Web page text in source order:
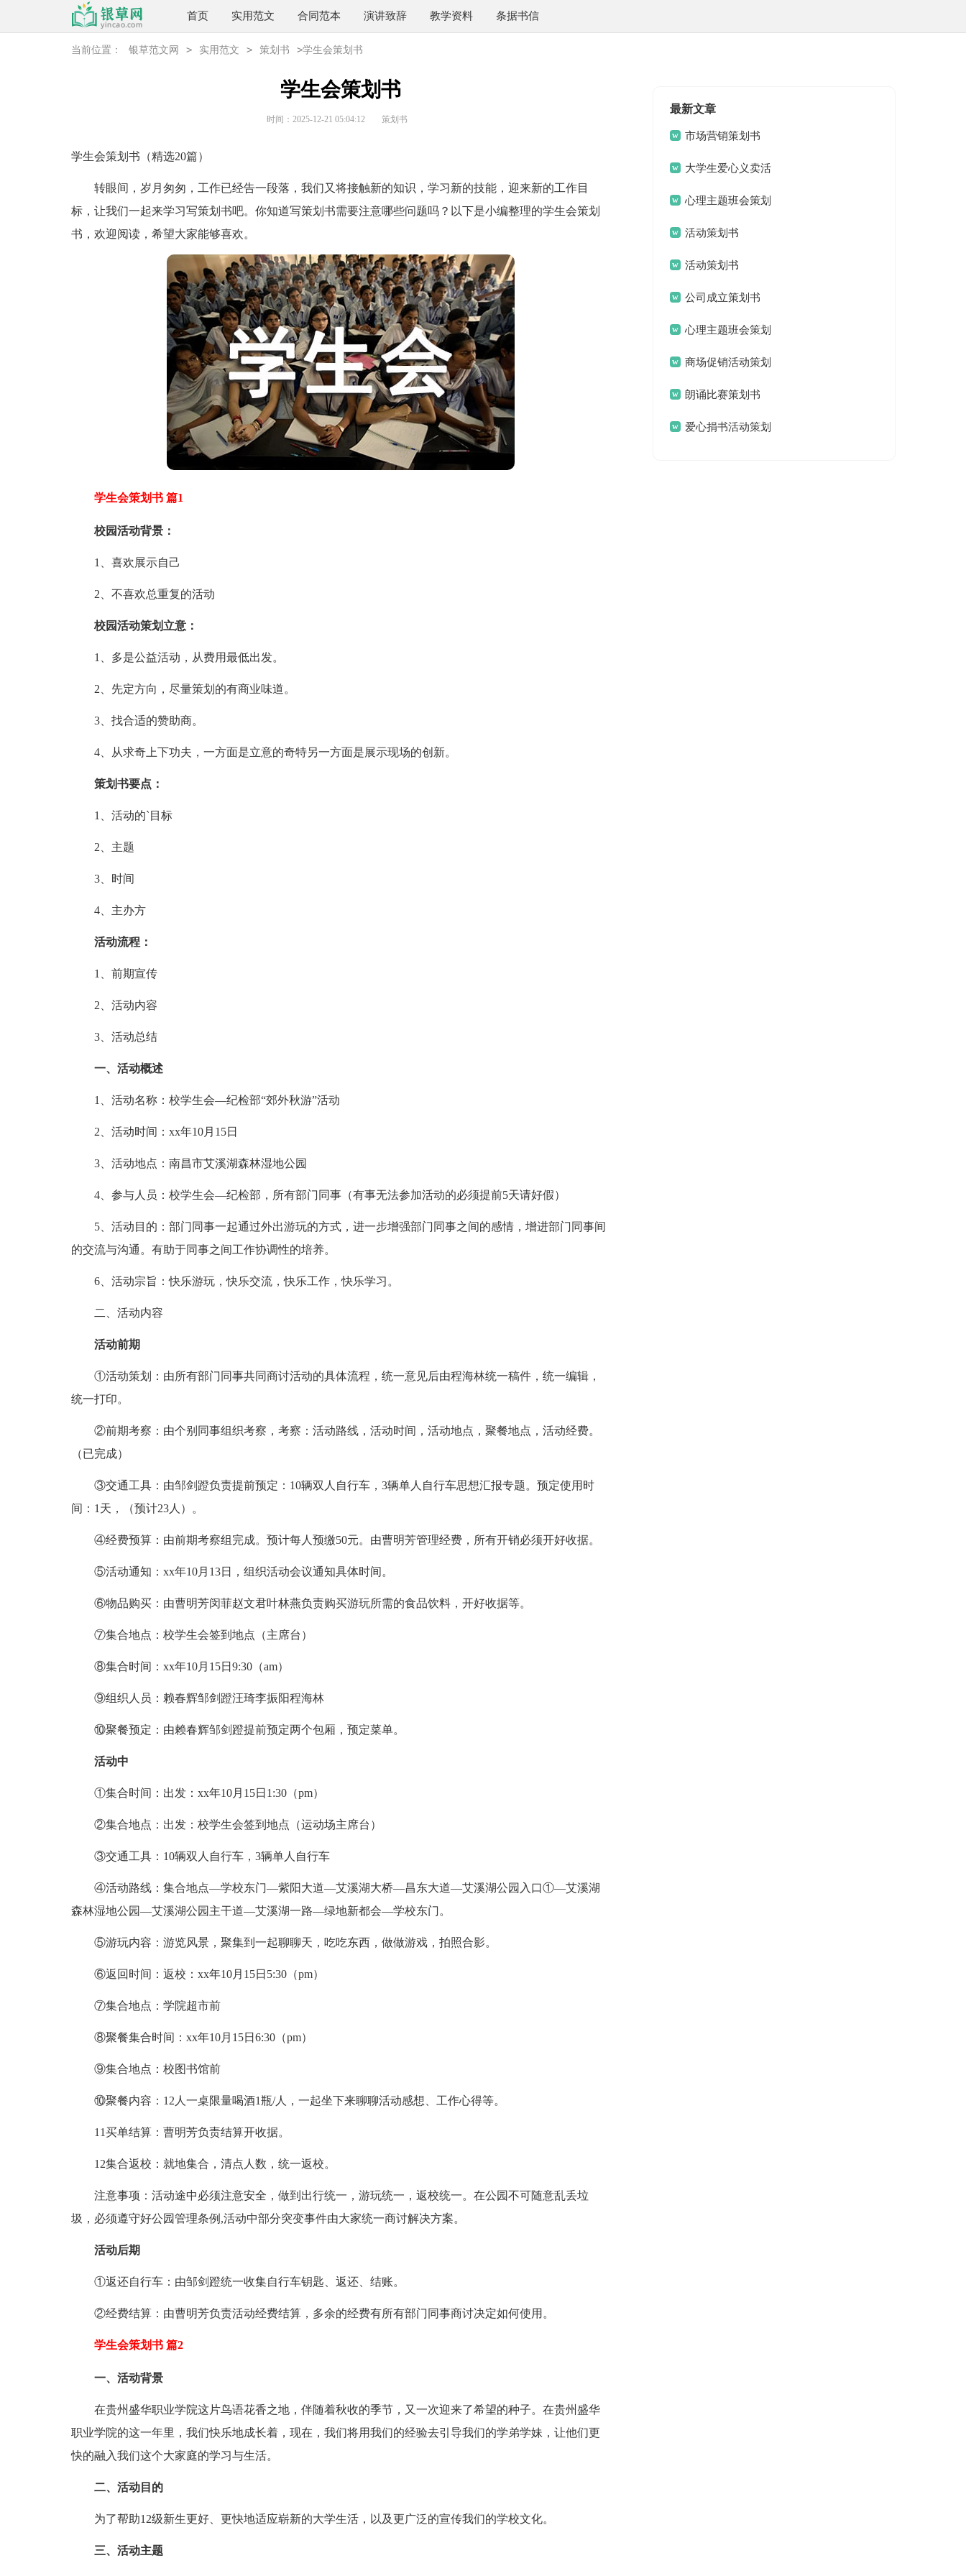
首页 实用范文 合同范本 演讲致辞 教学资料 条据书信
当前位置： 银草范文网 > 实用范文 > 策划书 >学生会策划书
学生会策划书
时间：2025-12-21 05:04:12 策划书
学生会策划书（精选20篇）
转眼间，岁月匆匆，工作已经告一段落，我们又将接触新的知识，学习新的技能，迎来新的工作目
标，让我们一起来学习写策划书吧。你知道写策划书需要注意哪些问题吗？以下是小编整理的学生会策划
书，欢迎阅读，希望大家能够喜欢。
学生会策划书 篇1
校园活动背景：
1、喜欢展示自己
2、不喜欢总重复的活动
校园活动策划立意：
1、多是公益活动，从费用最低出发。
2、先定方向，尽量策划的有商业味道。
3、找合适的赞助商。
4、从求奇上下功夫，一方面是立意的奇特另一方面是展示现场的创新。
策划书要点：
1、活动的`目标
2、主题
3、时间
4、主办方
活动流程：
1、前期宣传
2、活动内容
3、活动总结
一、活动概述
1、活动名称：校学生会—纪检部“郊外秋游”活动
2、活动时间：xx年10月15日
3、活动地点：南昌市艾溪湖森林湿地公园
4、参与人员：校学生会—纪检部，所有部门同事（有事无法参加活动的必须提前5天请好假）
5、活动目的：部门同事一起通过外出游玩的方式，进一步增强部门同事之间的感情，增进部门同事间
的交流与沟通。有助于同事之间工作协调性的培养。
6、活动宗旨：快乐游玩，快乐交流，快乐工作，快乐学习。
二、活动内容
活动前期
①活动策划：由所有部门同事共同商讨活动的具体流程，统一意见后由程海林统一稿件，统一编辑，
统一打印。
②前期考察：由个别同事组织考察，考察：活动路线，活动时间，活动地点，聚餐地点，活动经费。
（已完成）
③交通工具：由邹剑蹬负责提前预定：10辆双人自行车，3辆单人自行车思想汇报专题。预定使用时
间：1天，（预计23人）。
④经费预算：由前期考察组完成。预计每人预缴50元。由曹明芳管理经费，所有开销必须开好收据。
⑤活动通知：xx年10月13日，组织活动会议通知具体时间。
⑥物品购买：由曹明芳闵菲赵文君叶林燕负责购买游玩所需的食品饮料，开好收据等。
⑦集合地点：校学生会签到地点（主席台）
⑧集合时间：xx年10月15日9:30（am）
⑨组织人员：赖春辉邹剑蹬汪琦李振阳程海林
⑩聚餐预定：由赖春辉邹剑蹬提前预定两个包厢，预定菜单。
活动中
①集合时间：出发：xx年10月15日1:30（pm）
②集合地点：出发：校学生会签到地点（运动场主席台）
③交通工具：10辆双人自行车，3辆单人自行车
④活动路线：集合地点—学校东门—紫阳大道—艾溪湖大桥—昌东大道—艾溪湖公园入口①—艾溪湖
森林湿地公园—艾溪湖公园主干道—艾溪湖一路—绿地新都会—学校东门。
⑤游玩内容：游览风景，聚集到一起聊聊天，吃吃东西，做做游戏，拍照合影。
⑥返回时间：返校：xx年10月15日5:30（pm）
⑦集合地点：学院超市前
⑧聚餐集合时间：xx年10月15日6:30（pm）
⑨集合地点：校图书馆前
⑩聚餐内容：12人一桌限量喝酒1瓶/人，一起坐下来聊聊活动感想、工作心得等。
11买单结算：曹明芳负责结算开收据。
12集合返校：就地集合，清点人数，统一返校。
注意事项：活动途中必须注意安全，做到出行统一，游玩统一，返校统一。在公园不可随意乱丢垃
圾，必须遵守好公园管理条例,活动中部分突变事件由大家统一商讨解决方案。
活动后期
①返还自行车：由邹剑蹬统一收集自行车钥匙、返还、结账。
②经费结算：由曹明芳负责活动经费结算，多余的经费有所有部门同事商讨决定如何使用。
学生会策划书 篇2
一、活动背景
在贵州盛华职业学院这片鸟语花香之地，伴随着秋收的季节，又一次迎来了希望的种子。在贵州盛华
职业学院的这一年里，我们快乐地成长着，现在，我们将用我们的经验去引导我们的学弟学妹，让他们更
快的融入我们这个大家庭的学习与生活。
二、活动目的
为了帮助12级新生更好、更快地适应崭新的大学生活，以及更广泛的宣传我们的学校文化。
三、活动主题
最新文章
市场营销策划书
大学生爱心义卖活
动策划书
心理主题班会策划
书 活动策划书
活动策划书
公司成立策划书
心理主题班会策划
书 商场促销活动策划
书 朗诵比赛策划书
爱心捐书活动策划